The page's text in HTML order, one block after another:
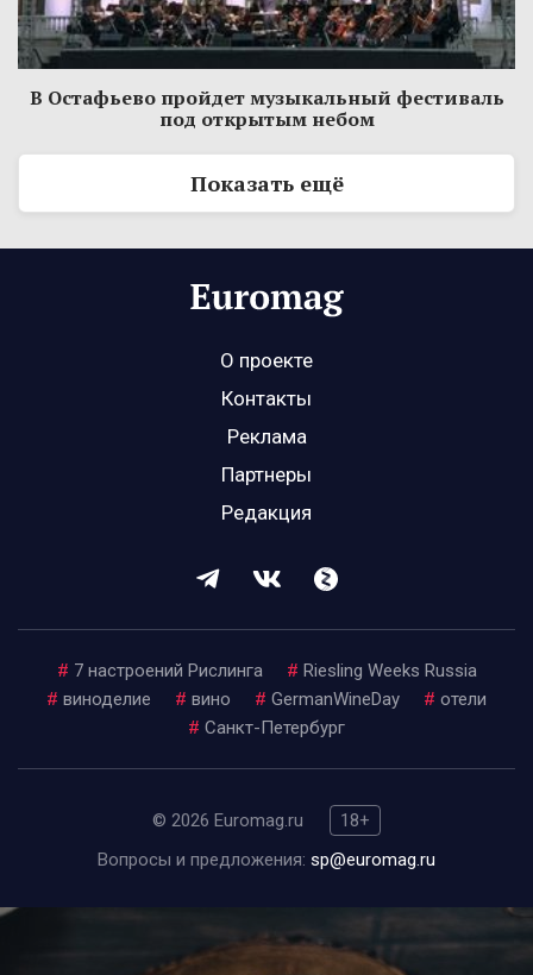
В Остафьево пройдет музыкальный фестиваль
под открытым небом
Показать ещё
О проекте
Контакты
Реклама
Партнеры
Редакция
# 7 настроений Рислинга # Riesling Weeks Russia
# виноделие # вино # GermanWineDay # отели
# Санкт-Петербург
© 2026 Euromag.ru
18+
Вопросы и предложения: sp@euromag.ru